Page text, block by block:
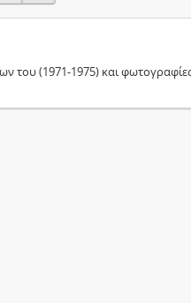
του (1971-1975) και